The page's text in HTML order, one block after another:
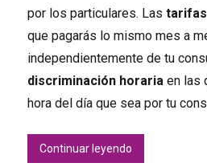
por los particulares. Las
que pagarás lo mismo mes a
independientemente de tu
discriminación horaria en las
hora del día que sea por tu
Continuar leyendo